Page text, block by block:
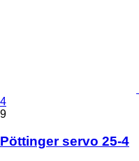
4
9
Pöttinger servo 25-4